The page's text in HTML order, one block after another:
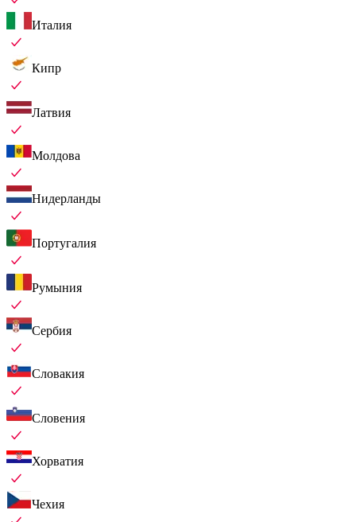
Италия
Кипр
Латвия
Молдова
Нидерланды
Португалия
Румыния
Сербия
Словакия
Словения
Хорватия
Чехия